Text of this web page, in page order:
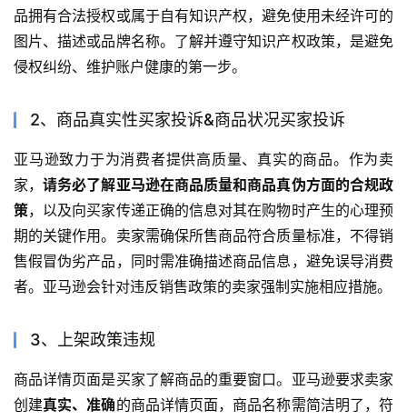
品拥有合法授权或属于自有知识产权，避免使用未经许可的
图片、描述或品牌名称。了解并遵守知识产权政策，是避免
侵权纠纷、维护账户健康的第一步。
2、商品真实性买家投诉&商品状况买家投诉
亚马逊致力于为消费者提供高质量、真实的商品。作为卖
家，请务必了解亚马逊在商品质量和商品真伪方面的合规政
策，以及向买家传递正确的信息对其在购物时产生的心理预
期的关键作用。卖家需确保所售商品符合质量标准，不得销
售假冒伪劣产品，同时需准确描述商品信息，避免误导消费
者。亚马逊会针对违反销售政策的卖家强制实施相应措施。
3、上架政策违规
商品详情页面是买家了解商品的重要窗口。亚马逊要求卖家
创建真实、准确的商品详情页面，商品名称需简洁明了，符